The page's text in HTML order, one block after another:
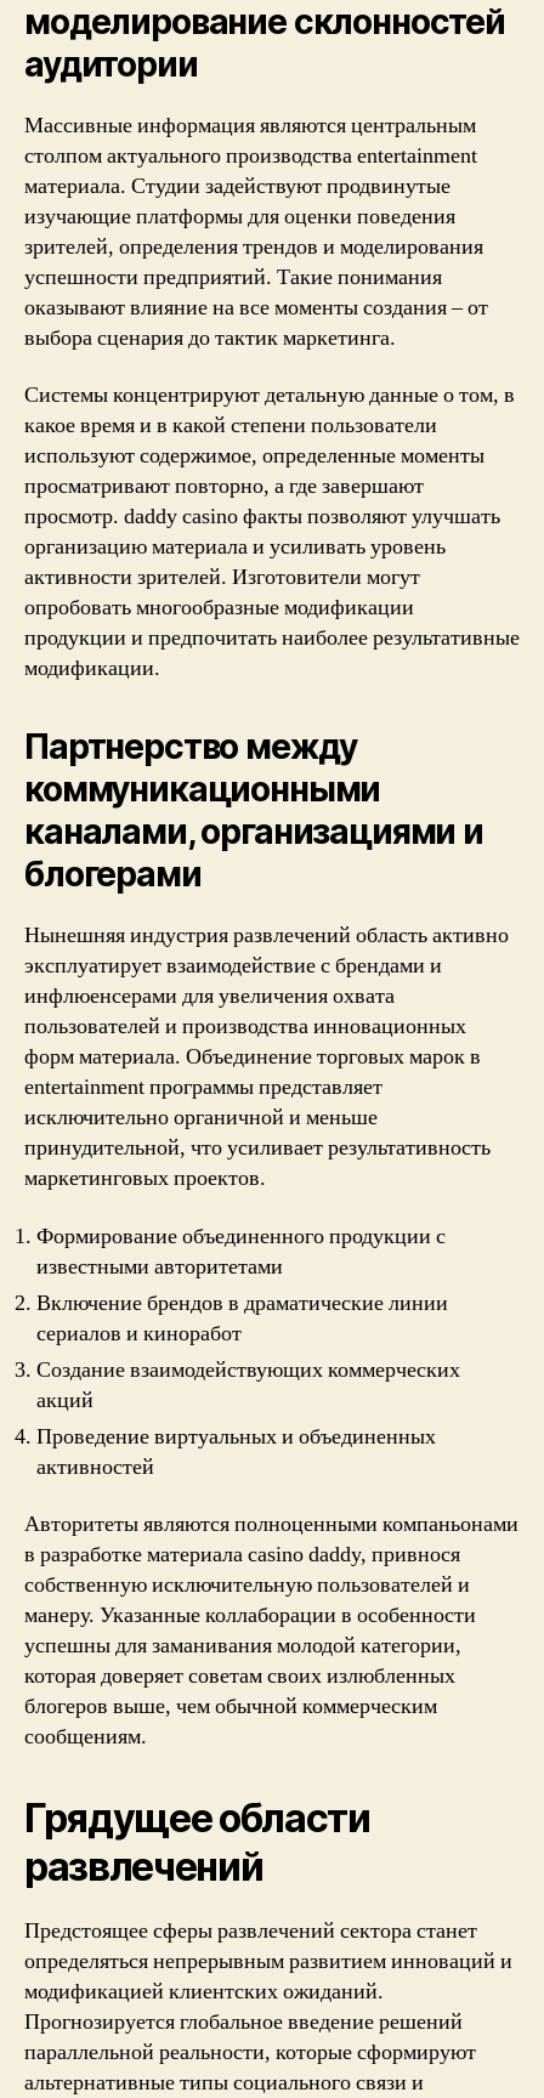
моделирование склонностей
аудитории
Массивные информация являются центральным
столпом актуального производства entertainment
материала. Студии задействуют продвинутые
изучающие платформы для оценки поведения
зрителей, определения трендов и моделирования
успешности предприятий. Такие понимания
оказывают влияние на все моменты создания – от
выбора сценария до тактик маркетинга.
Системы концентрируют детальную данные о том, в
какое время и в какой степени пользователи
используют содержимое, определенные моменты
просматривают повторно, а где завершают
просмотр. daddy casino факты позволяют улучшать
организацию материала и усиливать уровень
активности зрителей. Изготовители могут
опробовать многообразные модификации
продукции и предпочитать наиболее результативные
модификации.
Партнерство между
коммуникационными
каналами, организациями и
блогерами
Нынешняя индустрия развлечений область активно
эксплуатирует взаимодействие с брендами и
инфлюенсерами для увеличения охвата
пользователей и производства инновационных
форм материала. Объединение торговых марок в
entertainment программы представляет
исключительно органичной и меньше
принудительной, что усиливает результативность
маркетинговых проектов.
Формирование объединенного продукции с
известными авторитетами
Включение брендов в драматические линии
сериалов и киноработ
Создание взаимодействующих коммерческих
акций
Проведение виртуальных и объединенных
активностей
Авторитеты являются полноценными компаньонами
в разработке материала casino daddy, привнося
собственную исключительную пользователей и
манеру. Указанные коллаборации в особенности
успешны для заманивания молодой категории,
которая доверяет советам своих излюбленных
блогеров выше, чем обычной коммерческим
сообщениям.
Грядущее области
развлечений
Предстоящее сферы развлечений сектора станет
определяться непрерывным развитием инноваций и
модификацией клиентских ожиданий.
Прогнозируется глобальное введение решений
параллельной реальности, которые сформируют
альтернативные типы социального связи и